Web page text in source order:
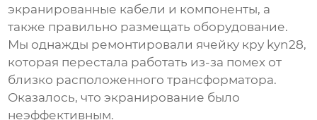
экранированные кабели и компоненты, а
также правильно размещать оборудование.
Мы однажды ремонтировали ячейку кру kyn28,
которая перестала работать из-за помех от
близко расположенного трансформатора.
Оказалось, что экранирование было
неэффективным.